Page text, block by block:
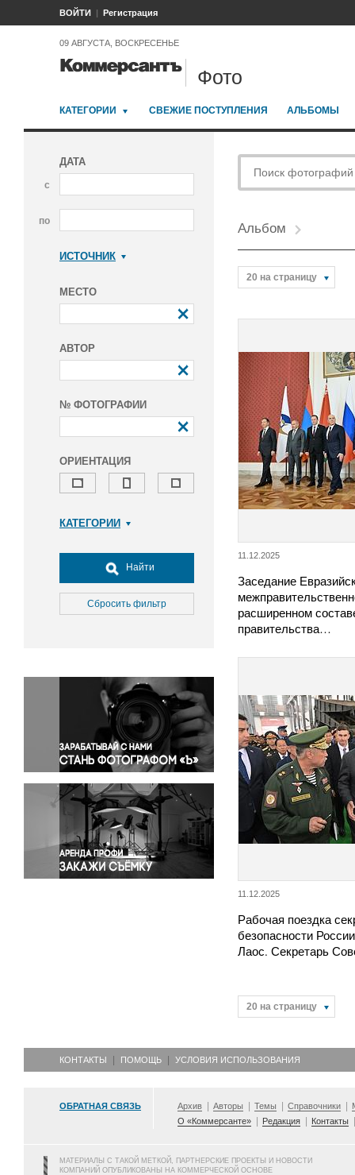
ВОЙТИ Регистрация
09 АВГУСТА, ВОСКРЕСЕНЬЕ
Фото
КАТЕГОРИИ СВЕЖИЕ ПОСТУПЛЕНИЯ АЛЬБОМЫ
ДАТА
с
по
ИСТОЧНИК
МЕСТО
АВТОР
№ ФОТОГРАФИИ
ОРИЕНТАЦИЯ
КАТЕГОРИИ
Досуг, туризм и отдых
Культура
Медицина
Окружающая среда
Политика
Правосудие
Происшествия и конфликты
Религия
Светская жизнь
Спорт
Экология
Экономика и бизнес
Найти
Сбросить фильтр
Альбом
20 на страницу
11.12.2025
Заседание
расширенном
правительства…
11.12.2025
Рабочая поездка
безопасности
Лаос. Секретарь
20 на страницу
КОНТАКТЫ ПОМОЩЬ УСЛОВИЯ ИСПОЛЬЗОВАНИЯ
ОБРАТНАЯ СВЯЗЬ Архив Авторы Темы Справочники
О «Коммерсанте»
Редакция Контакты
МАТЕРИАЛЫ С ТАКОЙ МЕТКОЙ, ПАРТНЕРСКИЕ ПРОЕКТЫ И НОВОСТИ
КОМПАНИЙ ОПУБЛИКОВАНЫ НА КОММЕРЧЕСКОЙ ОСНОВЕ